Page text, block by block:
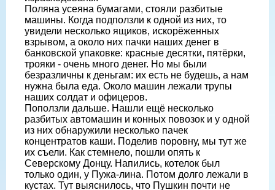
Поляна усеяна бумагами, стояли разбитые
машины. Когда подползли к одной из них, то
увидели несколько ящиков, искорёженных
взрывом, а около них пачки наших денег в
банковской упаковке: красные десятки, пятёрки,
трояки - очень много денег. Но мы были
безразличны к деньгам: их есть не будешь, а нам
нужна была еда. Около машин лежали трупы
наших солдат и офицеров.
Поползли дальше. Нашли ещё несколько
разбитых автомашин и конных повозок и у одной
из них обнаружили несколько пачек
концентратов каши. Поделив поровну, мы тут же
их съели. Как стемнело, пошли опять к
Северскому Донцу. Напились, котелок был
только один, у Пужа-лина. Потом долго лежали в
кустах. Тут выяснилось, что Пушкин почти не